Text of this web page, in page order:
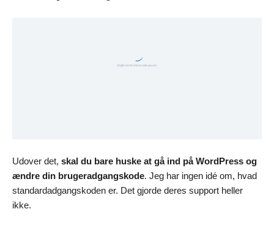
Udover det, skal du bare huske at gå ind på WordPress og
ændre din brugeradgangskode. Jeg har ingen idé om, hvad
standardadgangskoden er. Det gjorde deres support heller
ikke.